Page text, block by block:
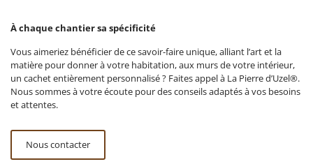
À chaque chantier sa spécificité
Vous aimeriez bénéficier de ce savoir-faire unique, alliant l’art et la
matière pour donner à votre habitation, aux murs de votre intérieur,
un cachet entièrement personnalisé ? Faites appel à La Pierre d’Uzel®.
Nous sommes à votre écoute pour des conseils adaptés à vos besoins
et attentes.
Nous contacter